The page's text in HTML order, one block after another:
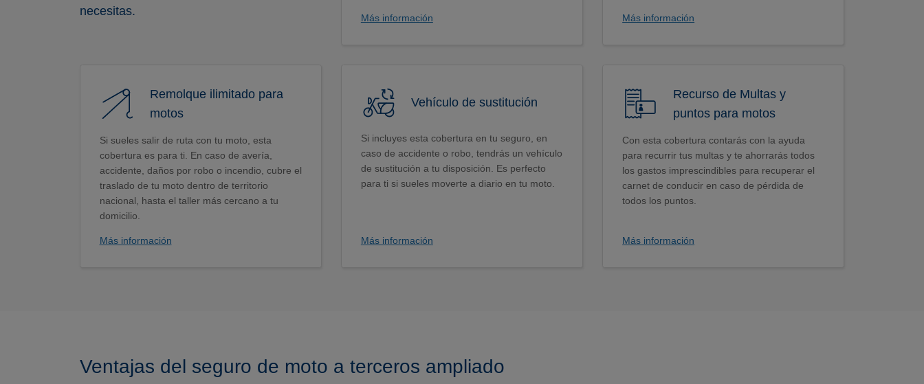
necesitas.
Más información Más información
Remolque ilimitado para
motos
Si sueles salir de ruta con tu moto, esta
cobertura es para ti. En caso de avería,
accidente, daños por robo o incendio, cubre el
traslado de tu moto dentro de territorio
nacional, hasta el taller más cercano a tu
domicilio.
Más información
Vehículo de sustitución
Si incluyes esta cobertura en tu seguro, en
caso de accidente o robo, tendrás un vehículo
de sustitución a tu disposición. Es perfecto
para ti si sueles moverte a diario en tu moto.
Más información
Recurso de Multas y
puntos para motos
Con esta cobertura contarás con la ayuda
para recurrir tus multas y te ahorrarás todos
los gastos imprescindibles para recuperar el
carnet de conducir en caso de pérdida de
todos los puntos.
Más información
Ventajas del seguro de moto a terceros ampliado